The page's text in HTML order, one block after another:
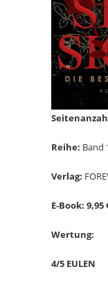
Reihe: Band
Verlag:
E-Book:
Wertung:
4/5 EULEN